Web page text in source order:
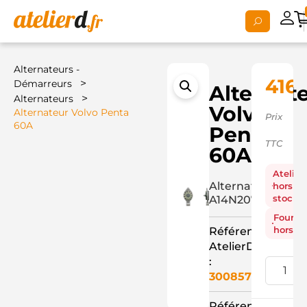
Alternateurs -
Démarreurs
>
Alternateurs >
Alternateur Volvo Penta
60A
Volvo
Penta
60A
Alternateur
A14N207M
Référence
AtelierD
:
3008570
Prix
TTC
Atelier
hors
stock
hors